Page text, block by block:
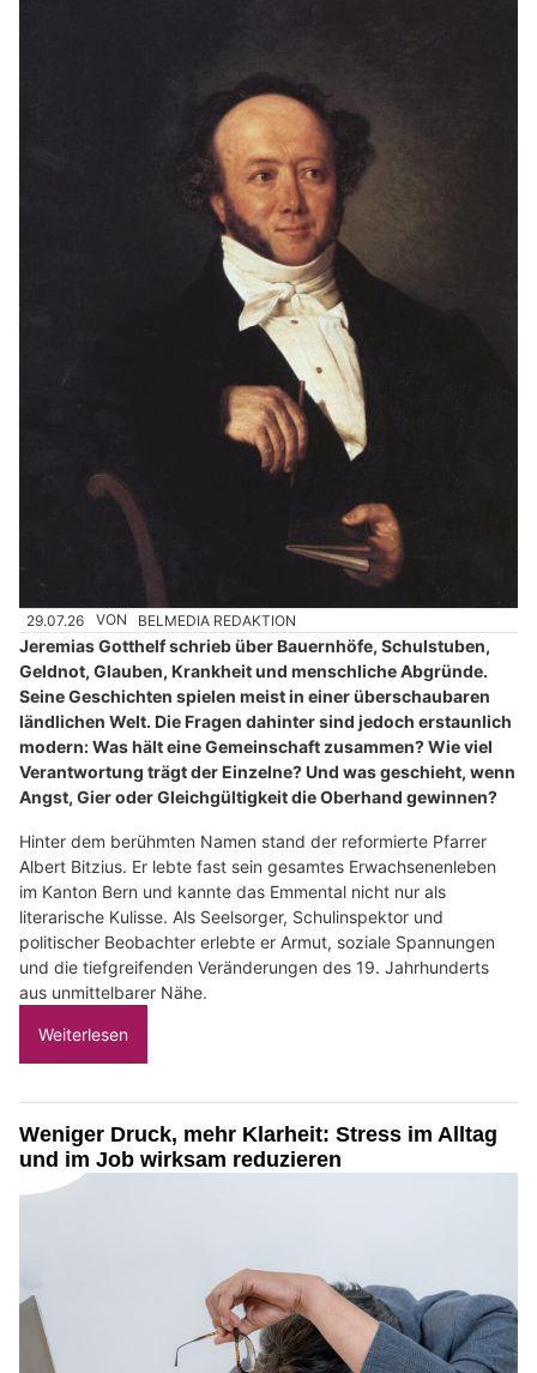
29.07.26 VON BELMEDIA REDAKTION
Jeremias Gotthelf schrieb über Bauernhöfe, Schulstuben,
Geldnot, Glauben, Krankheit und menschliche Abgründe.
Seine Geschichten spielen meist in einer überschaubaren
ländlichen Welt. Die Fragen dahinter sind jedoch erstaunlich
modern: Was hält eine Gemeinschaft zusammen? Wie viel
Verantwortung trägt der Einzelne? Und was geschieht, wenn
Angst, Gier oder Gleichgültigkeit die Oberhand gewinnen?
Hinter dem berühmten Namen stand der reformierte Pfarrer
Albert Bitzius. Er lebte fast sein gesamtes Erwachsenenleben
im Kanton Bern und kannte das Emmental nicht nur als
literarische Kulisse. Als Seelsorger, Schulinspektor und
politischer Beobachter erlebte er Armut, soziale Spannungen
und die tiefgreifenden Veränderungen des 19. Jahrhunderts
aus unmittelbarer Nähe.
Weiterlesen
Weniger Druck, mehr Klarheit: Stress im Alltag
und im Job wirksam reduzieren